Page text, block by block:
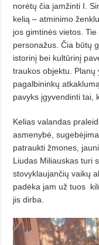
norėtų čia įamžinti I.
kelią – atminimo
jos gimtinės vietos.
personažus. Čia būtų
istorinį bei kultūrinį
traukos objektu. Planų
pagalbininkų
pavyks įgyvendinti tai,
Kelias valandas
asmenybė,
patraukti žmones,
Liudas Miliauskas turi
stovyklaujančių vaikų
padėka jam už tuos
jis dirba.